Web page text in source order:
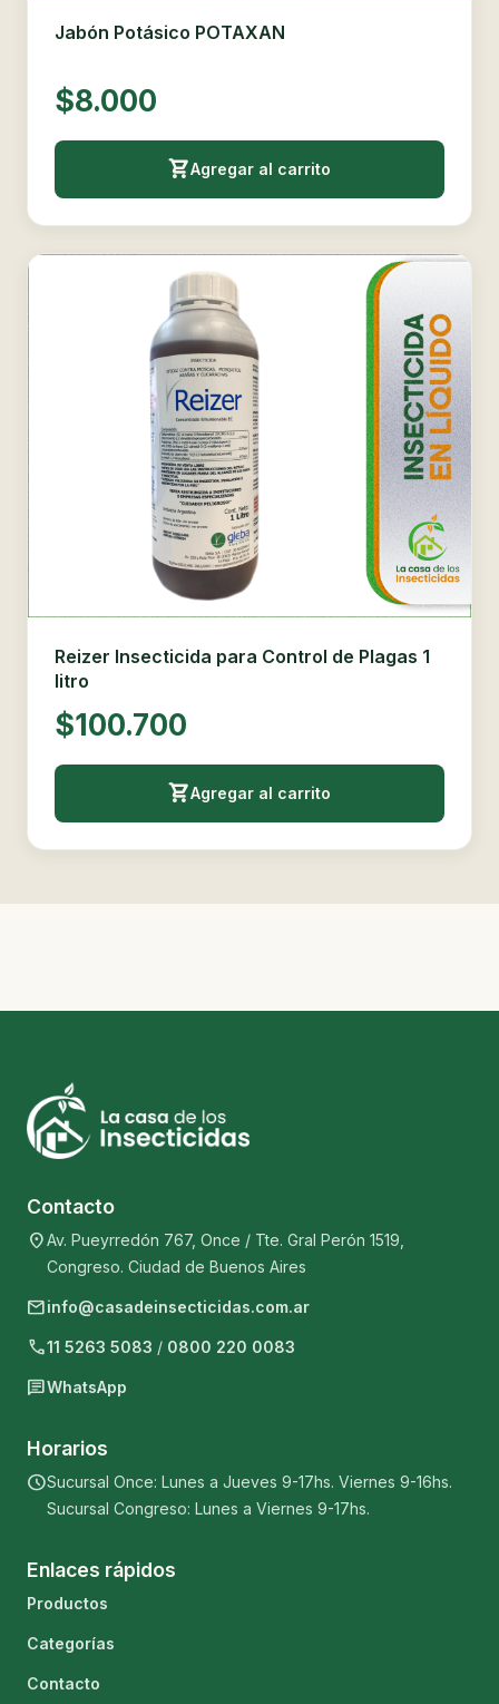
Jabón Potásico POTAXAN
$8.000
Agregar al carrito
Reizer Insecticida para Control de Plagas 1
litro
$100.700
Agregar al carrito
Contacto
location_onAv. Pueyrredón 767, Once / Tte. Gral Perón 1519,
Congreso. Ciudad de Buenos Aires
mailinfo@casadeinsecticidas.com.ar
phone11 5263 5083 / 0800 220 0083
chatWhatsApp
Horarios
scheduleSucursal Once: Lunes a Jueves 9-17hs. Viernes 9-16hs.
Sucursal Congreso: Lunes a Viernes 9-17hs.
Enlaces rápidos
Productos
Categorías
Contacto